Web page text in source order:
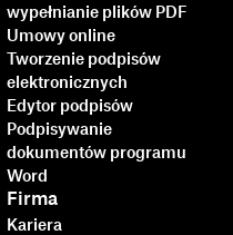
wypełnianie plików PDF
Umowy online
Tworzenie podpisów
elektronicznych
Edytor podpisów
Podpisywanie
dokumentów programu
Word
Firma
Kariera